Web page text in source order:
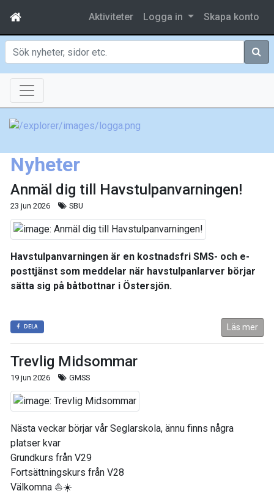
Aktiviteter Logga in Skapa konto
Sök
Nyheter
Anmäl dig till Havstulpanvarningen!
23 jun 2026 SBU
Havstulpanvarningen är en kostnadsfri SMS- och e-
posttjänst som meddelar när havstulpanlarver börjar
sätta sig på båtbottnar i Östersjön.
DELA Läs mer
Trevlig Midsommar
19 jun 2026 GMSS
Nästa veckar börjar vår Seglarskola, ännu finns några
platser kvar
Grundkurs från V29
Fortsättningskurs från V28
Välkomna ⛵️☀️